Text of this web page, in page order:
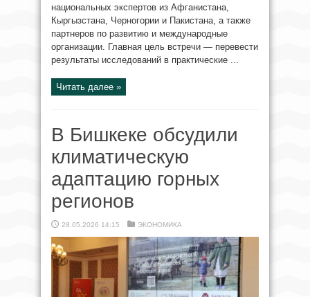
национальных экспертов из Афганистана,
Кыргызстана, Черногории и Пакистана, а также
партнеров по развитию и международные
организации. Главная цель встречи — перевести
результаты исследований в практические ...
Читать далее »
В Бишкеке обсудили
климатическую
адаптацию горных
регионов
28.05.2026 14:15 ЭКОНОМИКА